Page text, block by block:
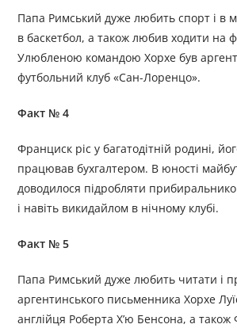
Папа Римський дуже любить спорт і в
в баскетбол, а також любив ходити на
Улюбленою командою Хорхе був
футбольний клуб «Сан-Лоренцо».
Факт № 4
Франциск ріс у багатодітній родині,
працював бухгалтером. В юності
доводилося підробляти
і навіть викидайлом в нічному клубі.
Факт № 5
Папа Римський дуже любить читати і
аргентинського письменника Хорхе
англійця Роберта Х’ю Бенсона, а також